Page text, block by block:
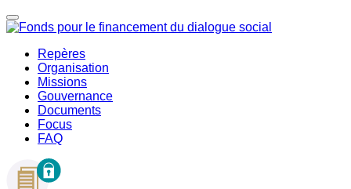
Repères
Organisation
Missions
Gouvernance
Documents
Focus
FAQ